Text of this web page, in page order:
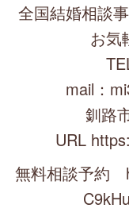
全国結婚相談
お気
mail：
釧路
URL
無料相談予約